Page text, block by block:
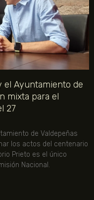
el Ayuntamiento de
mixta para el
27
de Valdepeñas
los actos del centenario
Prieto es el único
Nacional.